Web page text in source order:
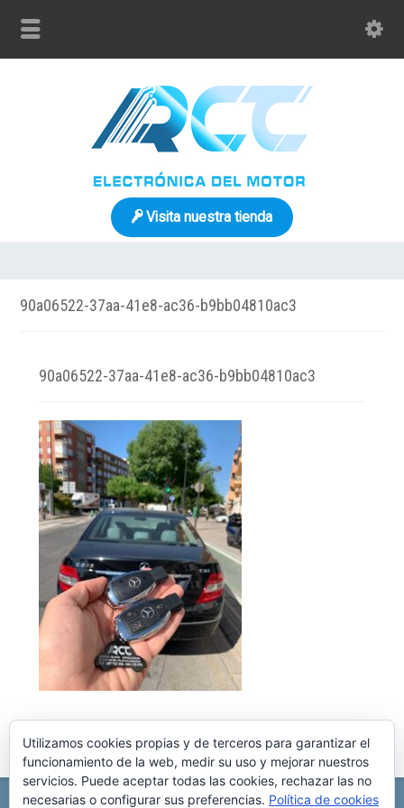
Visita nuestra tienda
90a06522-37aa-41e8-ac36-b9bb04810ac3
90a06522-37aa-41e8-ac36-b9bb04810ac3
Utilizamos cookies propias y de terceros para garantizar el
funcionamiento de la web, medir su uso y mejorar nuestros
servicios. Puede aceptar todas las cookies, rechazar las no
necesarias o configurar sus preferencias. Política de cookies